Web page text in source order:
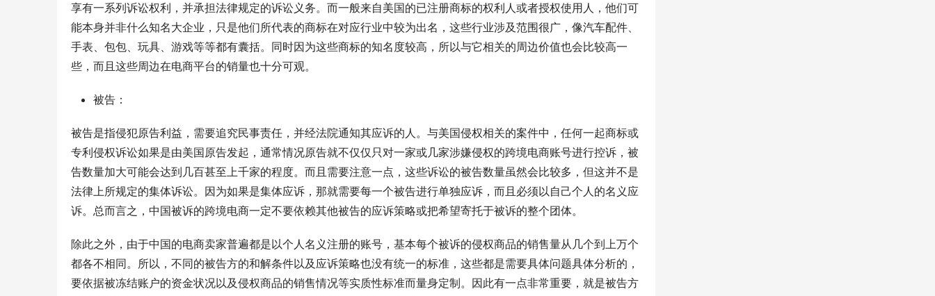
享有一系列诉讼权利，并承担法律规定的诉讼义务。而一般来自美国的已注册商标的权利人或者授权使用人，他们可
能本身并非什么知名大企业，只是他们所代表的商标在对应行业中较为出名，这些行业涉及范围很广，像汽车配件、
手表、包包、玩具、游戏等等都有囊括。同时因为这些商标的知名度较高，所以与它相关的周边价值也会比较高一
些，而且这些周边在电商平台的销量也十分可观。
被告：
被告是指侵犯原告利益，需要追究民事责任，并经法院通知其应诉的人。与美国侵权相关的案件中，任何一起商标或
专利侵权诉讼如果是由美国原告发起，通常情况原告就不仅仅只对一家或几家涉嫌侵权的跨境电商账号进行控诉，被
告数量加大可能会达到几百甚至上千家的程度。而且需要注意一点，这些诉讼的被告数量虽然会比较多，但这并不是
法律上所规定的集体诉讼。因为如果是集体应诉，那就需要每一个被告进行单独应诉，而且必须以自己个人的名义应
诉。总而言之，中国被诉的跨境电商一定不要依赖其他被告的应诉策略或把希望寄托于被诉的整个团体。
除此之外，由于中国的电商卖家普遍都是以个人名义注册的账号，基本每个被诉的侵权商品的销售量从几个到上万个
都各不相同。所以，不同的被告方的和解条件以及应诉策略也没有统一的标准，这些都是需要具体问题具体分析的，
要依据被冻结账户的资金状况以及侵权商品的销售情况等实质性标准而量身定制。因此有一点非常重要，就是被告方